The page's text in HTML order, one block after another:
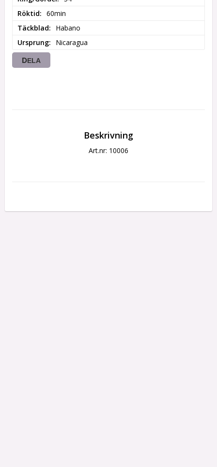
Röktid
60min
Täckblad
Habano
Ursprung
Nicaragua
DELA
Beskrivning
Art.nr: 10006